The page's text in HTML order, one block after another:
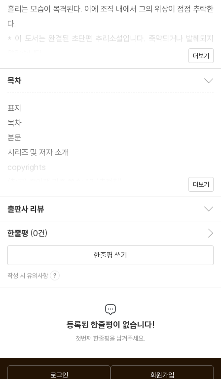
흘리는 모습이 목격된다. 이에 조직 내에서 그의 위상이 점점 추락한
다.
* 이 도서는 완결된 초단편 추리소설입니다. 축약되거나 발췌되지
더보기
목차
표지
목차
본문
시리즈 및 저자 소개
copyrights
더보기
출판사 리뷰
한줄평 (0건)
한줄평 쓰기
작성 시 유의사항
등록된 한줄평이 없습니다!
첫번째 한줄평을 남겨주세요.
로그인 회원가입